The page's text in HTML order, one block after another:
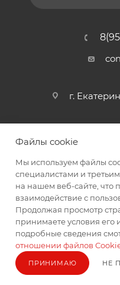
г.
2026 © интернет
Файлы cookie
Мы используем файлы
специалистами и
на нашем веб-сайте, что
взаимодействие с
Продолжая просмотр
принимаете условия его
подробные сведения
отношении файлов
ПРИНИМАЮ НЕ